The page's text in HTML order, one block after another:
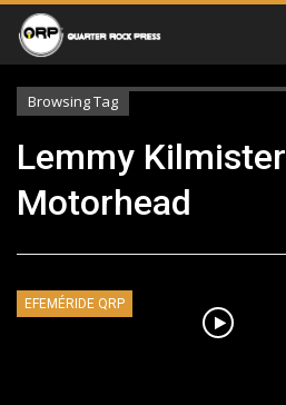
Browsing Tag
Lemmy Kilmister
Motorhead
EFEMÉRIDE QRP